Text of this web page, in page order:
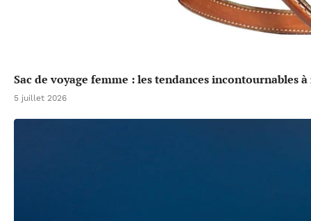
Sac de voyage femme : les tendances incontournables
5 juillet 2026